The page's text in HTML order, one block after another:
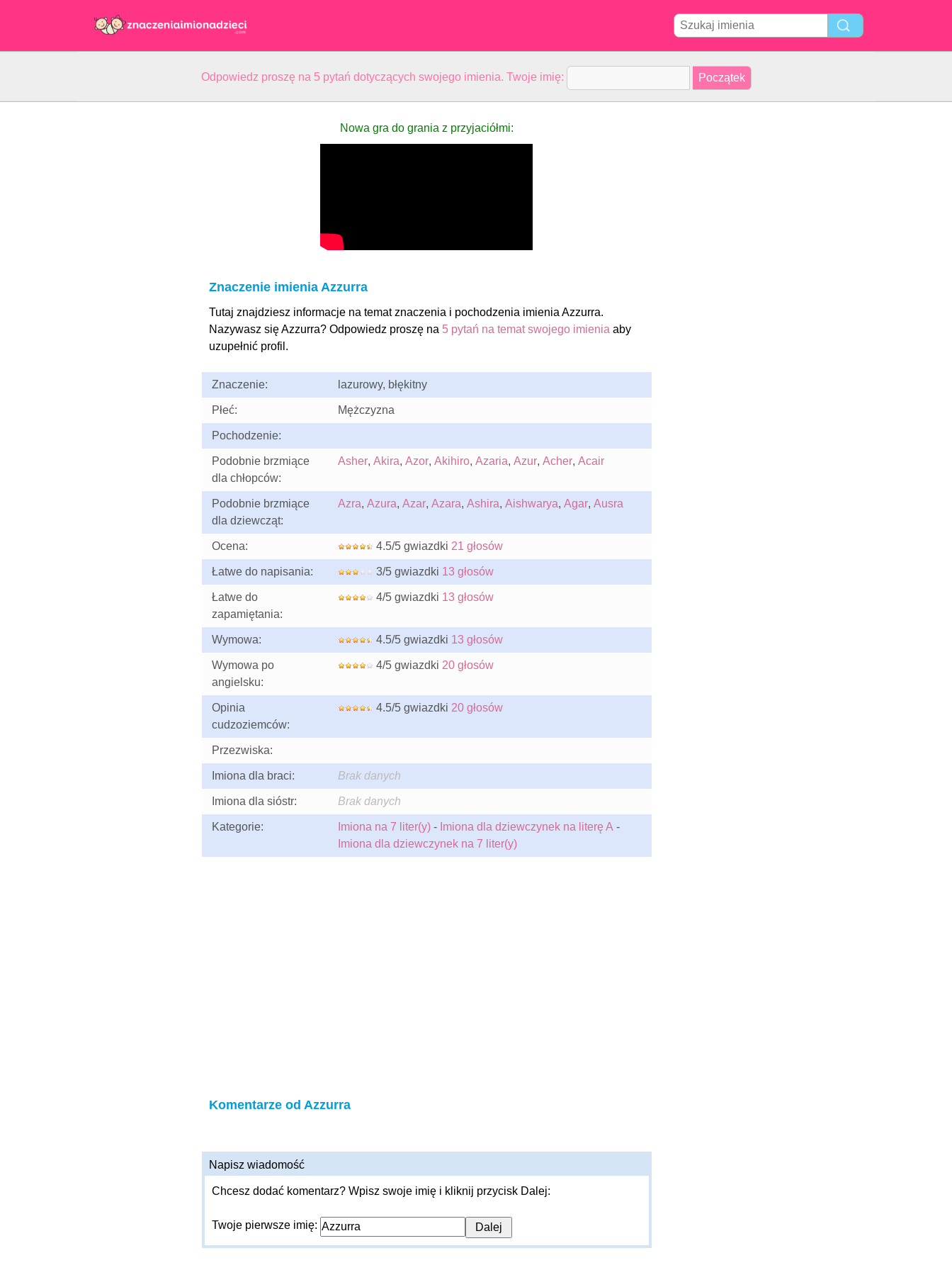
Odpowiedz proszę na 5 pytań dotyczących swojego imienia. Twoje imię:
Nowa gra do grania z przyjaciółmi:
Znaczenie imienia Azzurra
Tutaj znajdziesz informacje na temat znaczenia i pochodzenia imienia Azzurra.
Nazywasz się Azzurra? Odpowiedz proszę na 5 pytań na temat swojego imienia aby
uzupełnić profil.
Znaczenie: lazurowy, błękitny
Płeć: Mężczyzna
Pochodzenie:
Podobnie brzmiące
dla chłopców:
Asher, Akira, Azor, Akihiro, Azaria, Azur, Acher, Acair
Podobnie brzmiące
dla dziewcząt:
Azra, Azura, Azar, Azara, Ashira, Aishwarya, Agar, Ausra
Ocena: 4.5/5 gwiazdki 21 głosów
Łatwe do napisania: 3/5 gwiazdki 13 głosów
Łatwe do
zapamiętania:
4/5 gwiazdki 13 głosów
Wymowa: 4.5/5 gwiazdki 13 głosów
Wymowa po
angielsku:
4/5 gwiazdki 20 głosów
Opinia
cudzoziemców:
4.5/5 gwiazdki 20 głosów
Przezwiska:
Imiona dla braci: Brak danych
Imiona dla sióstr: Brak danych
Kategorie: Imiona na 7 liter(y)- Imiona dla dziewczynek na literę A -
Imiona dla dziewczynek na 7 liter(y)
Komentarze od Azzurra
Napisz wiadomość
Chcesz dodać komentarz? Wpisz swoje imię i kliknij przycisk Dalej:
Twoje pierwsze imię: